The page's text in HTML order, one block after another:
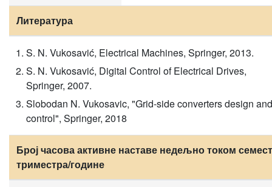
Литература
S. N. Vukosavić, Electrical Machines, Springer, 2013.
S. N. Vukosavić, Digital Control of Electrical Drives,
Springer, 2007.
Slobodan N. Vukosavic, "Grid-side converters design and
control", Springer, 2018
Број часова активне наставе недељно током
триместра/године